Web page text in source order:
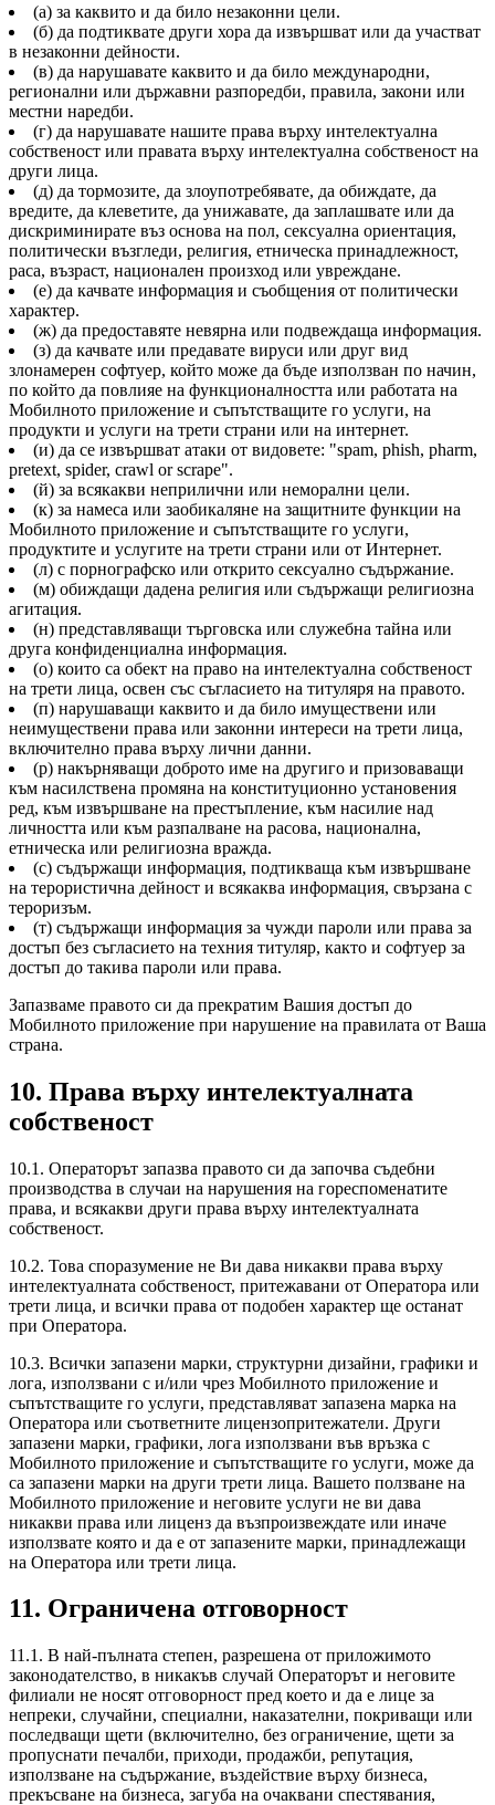
(а) за каквито и да било незаконни цели.
(б) да подтиквате други хора да извършват или да участват
в незаконни дейности.
(в) да нарушавате каквито и да било международни,
регионални или държавни разпоредби, правила, закони или
местни наредби.
(г) да нарушавате нашите права върху интелектуална
собственост или правата върху интелектуална собственост на
други лица.
(д) да тормозите, да злоупотребявате, да обиждате, да
вредите, да клеветите, да унижавате, да заплашвате или да
дискриминирате въз основа на пол, сексуална ориентация,
политически възгледи, религия, етническа принадлежност,
раса, възраст, национален произход или увреждане.
(е) да качвате информация и съобщения от политически
характер.
(ж) да предоставяте невярна или подвеждаща информация.
(з) да качвате или предавате вируси или друг вид
злонамерен софтуер, който може да бъде използван по начин,
по който да повлияе на функционалността или работата на
Мобилното приложение и съпътстващите го услуги, на
продукти и услуги на трети страни или на интернет.
(и) да се извършват атаки от видовете: "spam, phish, pharm,
pretext, spider, crawl or scrape".
(й) за всякакви неприлични или неморални цели.
(к) за намеса или заобикаляне на защитните функции на
Мобилното приложение и съпътстващите го услуги,
продуктите и услугите на трети страни или от Интернет.
(л) с порнографско или открито сексуално съдържание.
(м) обиждащи дадена религия или съдържащи религиозна
агитация.
(н) представляващи търговска или служебна тайна или
друга конфиденциална информация.
(о) които са обект на право на интелектуална собственост
на трети лица, освен със съгласието на титуляря на правото.
(п) нарушаващи каквито и да било имуществени или
неимуществени права или законни интереси на трети лица,
включително права върху лични данни.
(р) накърняващи доброто име на другиго и призоваващи
към насилствена промяна на конституционно установения
ред, към извършване на престъпление, към насилие над
личността или към разпалване на расова, национална,
етническа или религиозна вражда.
(с) съдържащи информация, подтикваща към извършване
на терористична дейност и всякаква информация, свързана с
тероризъм.
(т) съдържащи информация за чужди пароли или права за
достъп без съгласието на техния титуляр, както и софтуер за
достъп до такива пароли или права.
Запазваме правото си да прекратим Вашия достъп до
Мобилното приложение при нарушение на правилата от Ваша
страна.
10. Права върху интелектуалната
собственост
10.1. Операторът запазва правото си да започва съдебни
производства в случаи на нарушения на гореспоменатите
права, и всякакви други права върху интелектуалната
собственост.
10.2. Това споразумение не Ви дава никакви права върху
интелектуалната собственост, притежавани от Оператора или
трети лица, и всички права от подобен характер ще останат
при Оператора.
10.3. Всички запазени марки, структурни дизайни, графики и
лога, използвани с и/или чрез Мобилното приложение и
съпътстващите го услуги, представляват запазена марка на
Оператора или съответните лицензопритежатели. Други
запазени марки, графики, лога използвани във връзка с
Мобилното приложение и съпътстващите го услуги, може да
са запазени марки на други трети лица. Вашето ползване на
Мобилното приложение и неговите услуги не ви дава
никакви права или лиценз да възпроизвеждате или иначе
използвате която и да е от запазените марки, принадлежащи
на Оператора или трети лица.
11. Ограничена отговорност
11.1. В най-пълната степен, разрешена от приложимото
законодателство, в никакъв случай Операторът и неговите
филиали не носят отговорност пред което и да е лице за
непреки, случайни, специални, наказателни, покриващи или
последващи щети (включително, без ограничение, щети за
пропуснати печалби, приходи, продажби, репутация,
използване на съдържание, въздействие върху бизнеса,
прекъсване на бизнеса, загуба на очаквани спестявания,